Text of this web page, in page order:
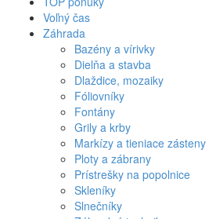
Voľný čas
Záhrada
Bazény a vírivky
Dielňa a stavba
Dlaždice, mozaiky
Fóliovníky
Fontány
Grily a krby
Markízy a tieniace zásteny
Ploty a zábrany
Prístrešky na popolnice
Skleníky
Slnečníky